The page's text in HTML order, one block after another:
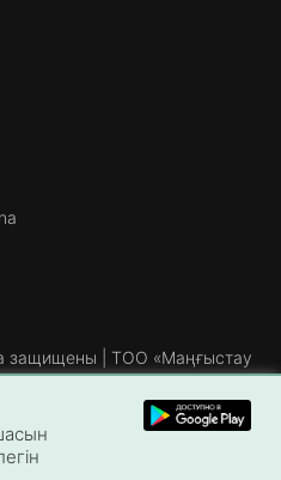
защищены | ТОО «Маңғыстау